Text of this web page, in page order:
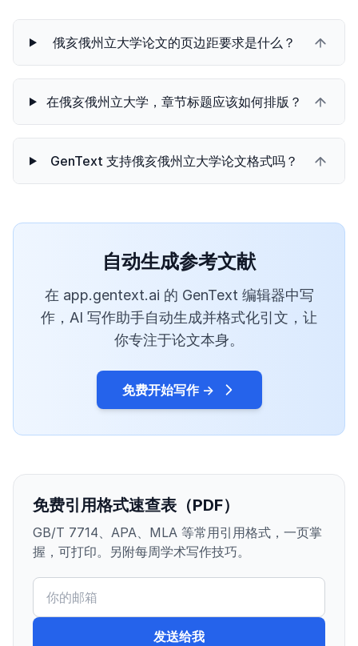
俄亥俄州立大学论文的页边距要求是什么？
在俄亥俄州立大学，章节标题应该如何排版？
GenText 支持俄亥俄州立大学论文格式吗？
自动生成参考文献
在 app.gentext.ai 的 GenText 编辑器中写
作，AI 写作助手自动生成并格式化引文，让
你专注于论文本身。
免费开始写作 →
免费引用格式速查表（PDF）
GB/T 7714、APA、MLA 等常用引用格式，一页掌
握，可打印。另附每周学术写作技巧。
发送给我